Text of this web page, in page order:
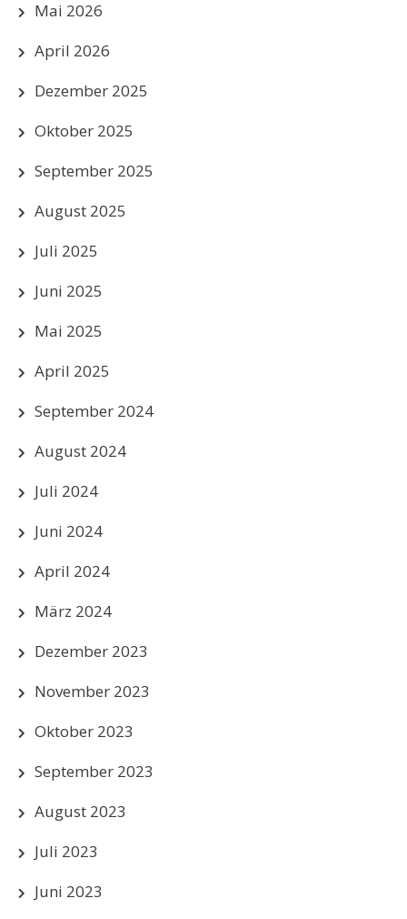
Mai 2026
April 2026
Dezember 2025
Oktober 2025
September 2025
August 2025
Juli 2025
Juni 2025
Mai 2025
April 2025
September 2024
August 2024
Juli 2024
Juni 2024
April 2024
März 2024
Dezember 2023
November 2023
Oktober 2023
September 2023
August 2023
Juli 2023
Juni 2023